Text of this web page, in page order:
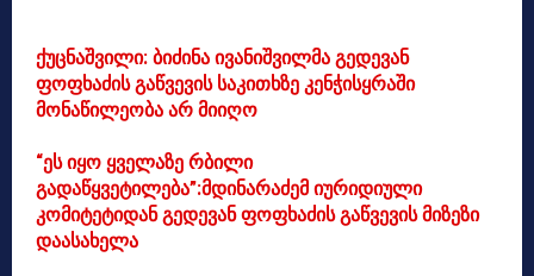
ქუცნაშვილი: ბიძინა ივანიშვილმა გედევან
ფოფხაძის გაწვევის საკითხზე კენჭისყრაში
მონაწილეობა არ მიიღო
“ეს იყო ყველაზე რბილი
გადაწყვეტილება”:მდინარაძემ იურიდიული
კომიტეტიდან გედევან ფოფხაძის გაწვევის მიზეზი
დაასახელა